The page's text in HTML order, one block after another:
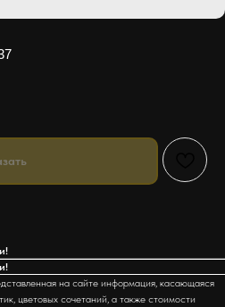
на сайте информация, касающаяся
цветовых сочетаний, а также стоимости